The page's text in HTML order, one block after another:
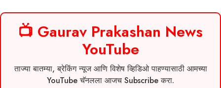
📺 Gaurav Prakashan News
YouTube
ताज्या बातम्या, ब्रेकिंग न्यूज आणि विशेष व्हिडिओ पाहण्यासाठी आमच्या
YouTube चॅनलला आजच Subscribe करा.